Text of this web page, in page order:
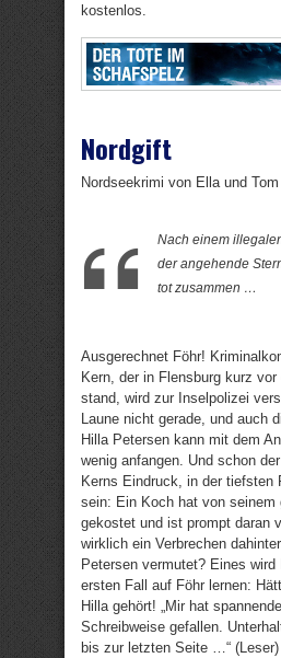
kostenlos.
Nordgift
Nordseekrimi von Ella und
Nach einem
der angehende
tot zusammen …
Ausgerechnet Föhr!
Kern, der in Flensburg kurz vor
stand, wird zur Inselpolizei
Laune nicht gerade, und auch
Hilla Petersen kann mit dem
wenig anfangen. Und schon
Kerns Eindruck, in der tiefsten
sein: Ein Koch hat von seinem
gekostet und ist prompt daran
wirklich ein Verbrechen
Petersen vermutet? Eines wird
ersten Fall auf Föhr lernen:
Hilla gehört! „Mir hat
Schreibweise gefallen.
bis zur letzten Seite …“